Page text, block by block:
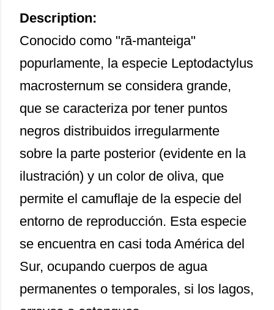
Description:
Conocido como "rã-manteiga"
popurlamente, la especie Leptodactylus
macrosternum se considera grande,
que se caracteriza por tener puntos
negros distribuidos irregularmente
sobre la parte posterior (evidente en la
ilustración) y un color de oliva, que
permite el camuflaje de la especie del
entorno de reproducción. Esta especie
se encuentra en casi toda América del
Sur, ocupando cuerpos de agua
permanentes o temporales, si los lagos,